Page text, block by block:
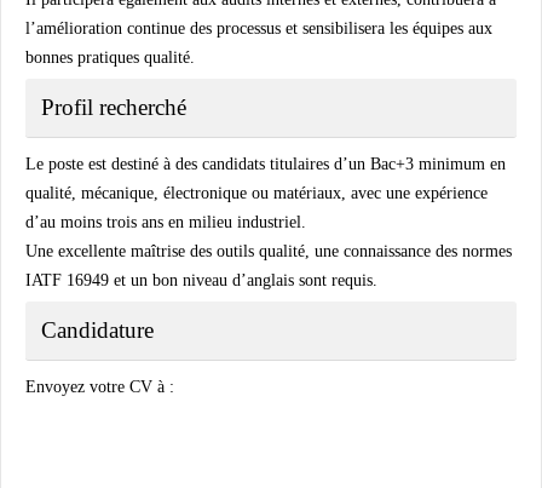
l’amélioration continue des processus et sensibilisera les équipes aux
bonnes pratiques qualité.
Profil recherché
Le poste est destiné à des candidats titulaires d’un Bac+3 minimum en
qualité, mécanique, électronique ou matériaux, avec une expérience
d’au moins trois ans en milieu industriel.
Une excellente maîtrise des outils qualité, une connaissance des normes
IATF 16949 et un bon niveau d’anglais sont requis.
Candidature
Envoyez votre CV à :